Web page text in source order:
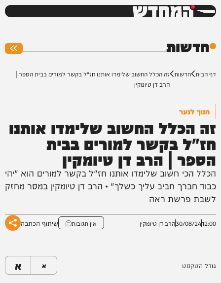
המחדש
חדשות
דף הבית חדשות זה הכלל החשוב שלימדו אותנו חז"ל בקשר למורים בבית הספר |
הרב דן טיומקין
חנוך לנער
זה הכלל החשוב שלימדו אותנו
חז"ל בקשר למורים בבית
הספר | הרב דן טיומקין
הכלל הכי חשוב שלימדו אותנו חז"ל בקשר למורים הוא "יהי
כבוד חברך חביב עליך כשלך" • הרב דן טיומקין במסר מחזק
לשבת פרשת ראה
12:00
30/08/24הרב דן טיומקין אין תגובות שיתוף הכתבה
גודל הטקסט א א